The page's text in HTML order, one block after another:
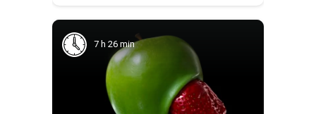
7 h 26 min